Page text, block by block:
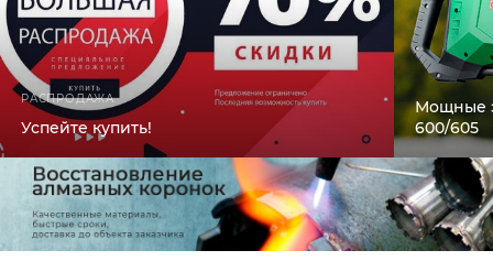
РАСПРОДАЖА
Успейте купить!
Мощные
600/605